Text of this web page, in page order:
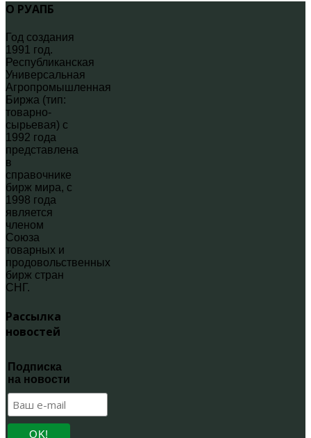
О РУАПБ
Год создания
1991 год.
Республиканская
Универсальная
Агропромышленная
Биржа (тип:
товарно-
сырьевая) с
1992 года
представлена
в
справочнике
бирж мира, с
1998 года
является
членом
Союза
товарных и
продовольственных
бирж стран
СНГ.
Рассылка
новостей
Подписка
на новости